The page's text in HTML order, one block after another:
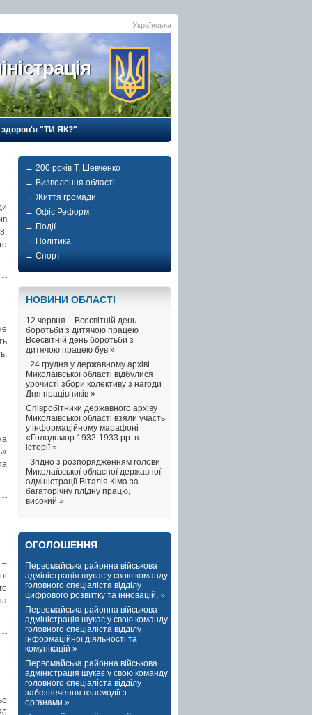
Українська
здоров'я "ТИ ЯК?"
–
→ 200 років Т. Шевченко
→ Визволення області
→ Життя громади
→ Офіс Реформ
→ Події
→ Політика
→ Спорт
НОВИНИ ОБЛАСТI
12 червня – Всесвітній день
боротьби з дитячою працею
Всесвітній день боротьби з
дитячою працею був »
24 грудня у державному архіві
Миколаївської області відбулися
урочисті збори колективу з нагоди
Дня працівників »
Співробітники державного архіву
Миколаївської області взяли участь
у інформаційному марафоні
«Голодомор 1932-1933 рр. в
історії »
Згідно з розпорядженням голови
Миколаївської обласної державної
адміністрації Віталія Кіма за
багаторічну плідну працю,
високий »
ОГОЛОШЕННЯ
Первомайська районна військова
адміністрація шукає у свою команду
головного спеціаліста відділу
цифрового розвитку та інновацій, »
Первомайська районна військова
адміністрація шукає у свою команду
головного спеціаліста відділу
інформаційної діяльності та
комунікацій »
Первомайська районна військова
адміністрація шукає у свою команду
головного спеціаліста відділу
забезпечення взаємодії з
органами »